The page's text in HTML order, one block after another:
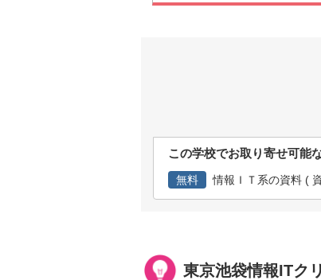
この学校でお取り寄せ可能
無料 情報ＩＴ系の資料 (
東京池袋情報ITク